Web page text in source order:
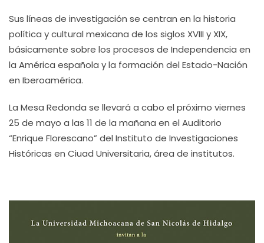
Sus líneas de investigación se centran en la historia
política y cultural mexicana de los siglos XVIII y XIX,
básicamente sobre los procesos de Independencia en
la América española y la formación del Estado-Nación
en Iberoamérica.
La Mesa Redonda se llevará a cabo el próximo viernes
25 de mayo a las 11 de la mañana en el Auditorio
“Enrique Florescano” del Instituto de Investigaciones
Históricas en Ciuad Universitaria, área de institutos.